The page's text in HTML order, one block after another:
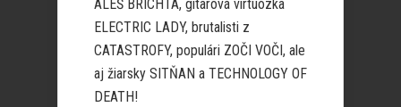
ALEŠ BRICHTA, gitarová virtuózka
ELECTRIC LADY, brutalisti z
CATASTROFY, populári ZOČI VOČI, ale
aj žiarsky SITŇAN a TECHNOLOGY OF
DEATH!